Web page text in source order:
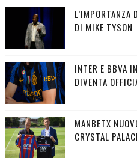
L’IMPORTANZA
DI MIKE TYSON
INTER E BBVA
DIVENTA
MANBETX
CRYSTAL